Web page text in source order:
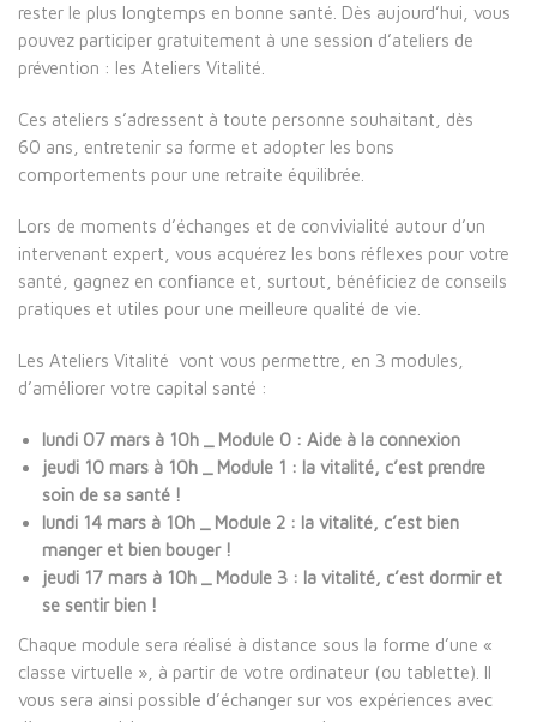
rester le plus longtemps en bonne santé. Dès aujourd’hui, vous
pouvez participer gratuitement à une session d’ateliers de
prévention : les Ateliers Vitalité.
Ces ateliers s’adressent à toute personne souhaitant, dès
60 ans, entretenir sa forme et adopter les bons
comportements pour une retraite équilibrée.
Lors de moments d’échanges et de convivialité autour d’un
intervenant expert, vous acquérez les bons réflexes pour votre
santé, gagnez en confiance et, surtout, bénéficiez de conseils
pratiques et utiles pour une meilleure qualité de vie.
Les Ateliers Vitalité vont vous permettre, en 3 modules,
d’améliorer votre capital santé :
lundi 07 mars à 10h _ Module 0 : Aide à la connexion
jeudi 10 mars à 10h _ Module 1 : la vitalité, c’est prendre
soin de sa santé !
lundi 14 mars à 10h _ Module 2 : la vitalité, c’est bien
manger et bien bouger !
jeudi 17 mars à 10h _ Module 3 : la vitalité, c’est dormir et
se sentir bien !
Chaque module sera réalisé à distance sous la forme d’une «
classe virtuelle », à partir de votre ordinateur (ou tablette). Il
vous sera ainsi possible d’échanger sur vos expériences avec